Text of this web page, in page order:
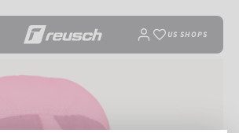
US SHOPS